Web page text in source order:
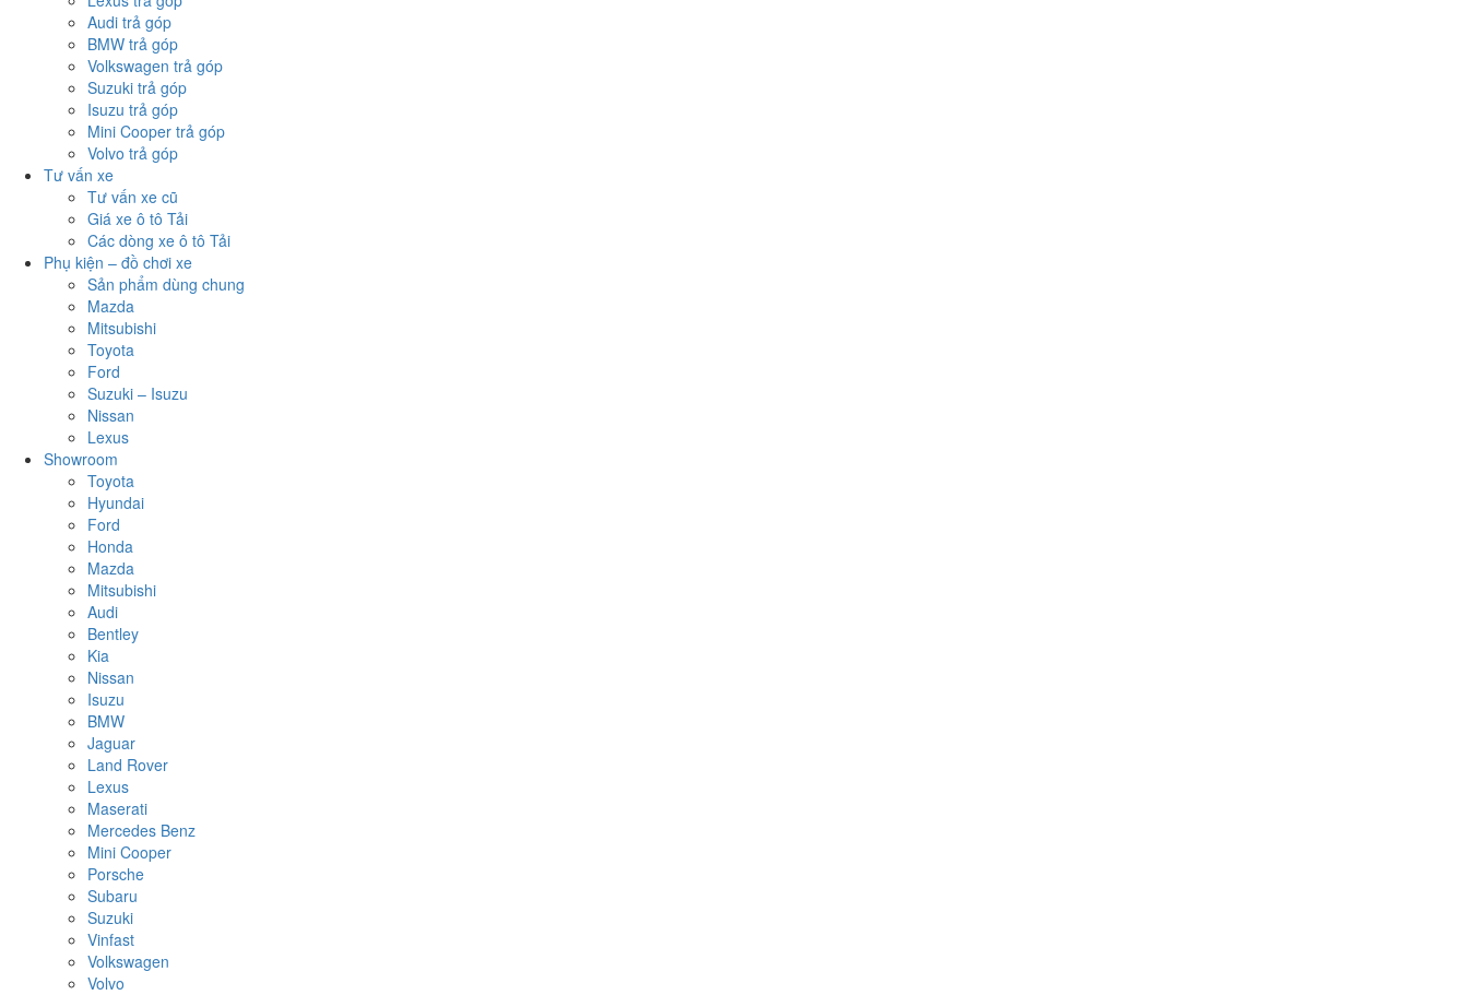
Audi trả góp
BMW trả góp
Volkswagen trả góp
Suzuki trả góp
Isuzu trả góp
Mini Cooper trả góp
Volvo trả góp
Tư vấn xe
Tư vấn xe cũ
Giá xe ô tô Tải
Các dòng xe ô tô Tải
Phụ kiện – đồ chơi xe
Sản phẩm dùng chung
Mazda
Mitsubishi
Toyota
Ford
Suzuki – Isuzu
Nissan
Lexus
Showroom
Toyota
Hyundai
Ford
Honda
Mazda
Mitsubishi
Audi
Bentley
Kia
Nissan
Isuzu
BMW
Jaguar
Land Rover
Lexus
Maserati
Mercedes Benz
Mini Cooper
Porsche
Subaru
Suzuki
Vinfast
Volkswagen
Volvo